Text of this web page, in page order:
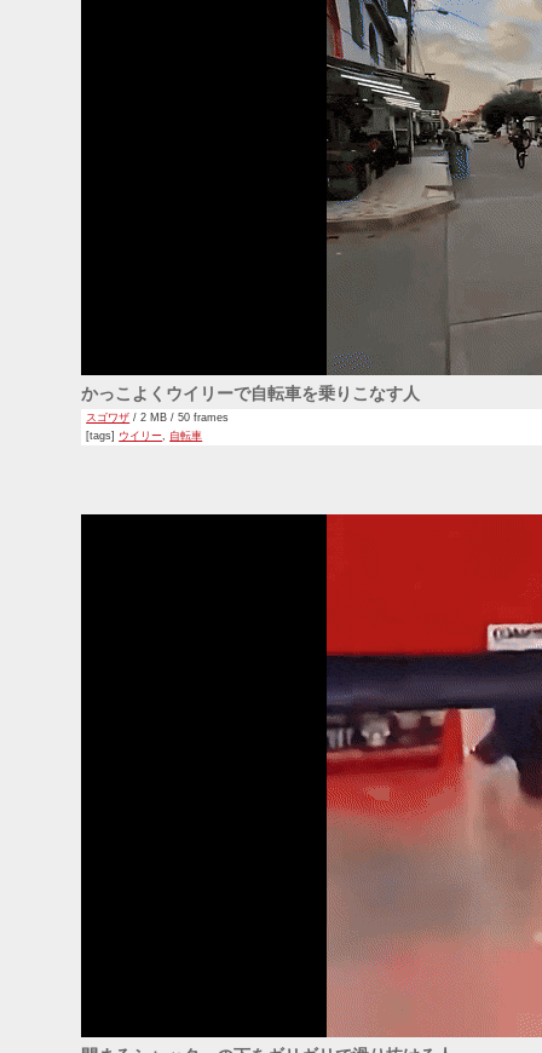
かっこよくウイリーで自転車を乗りこなす人
スゴワザ / 2 MB / 50 frames
[tags] ウイリー, 自転車